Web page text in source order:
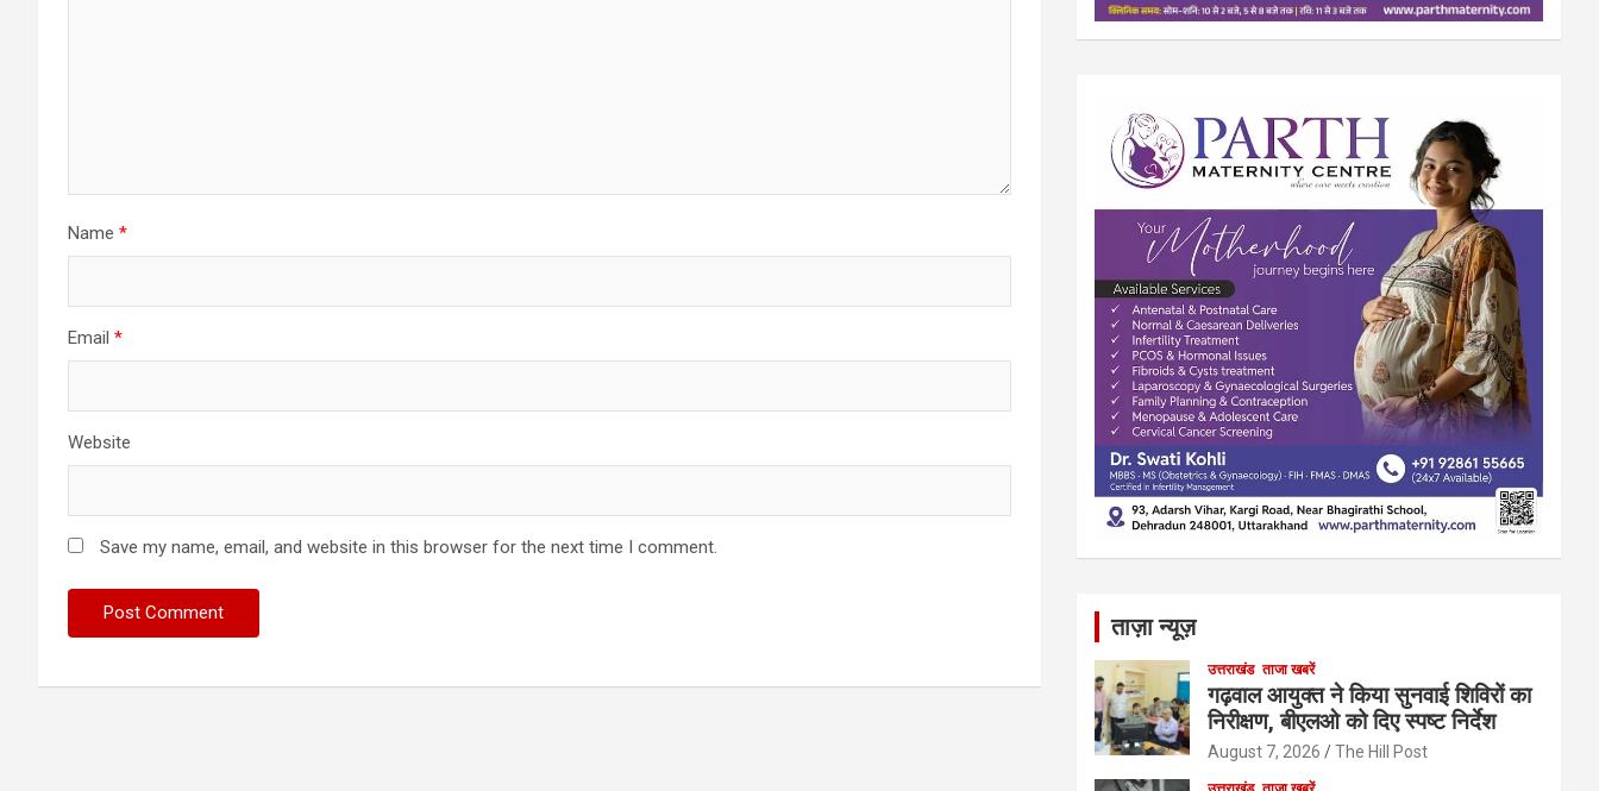
Name *
Email *
Website
Save my name, email, and website in this browser for the next time I comment.
ताज़ा न्यूज़
उत्तराखंड ताजा खबरें
गढ़वाल आयुक्त ने किया सुनवाई शिविरों का
निरीक्षण, बीएलओ को दिए स्पष्ट निर्देश
August 7, 2026 The Hill Post